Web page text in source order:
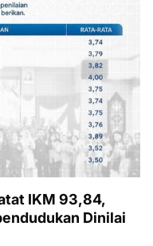
IKM 93,84,
Dinilai